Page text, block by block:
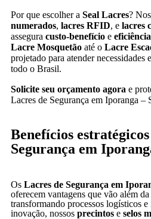
Por que escolher a Seal Lacres?
numerados, lacres RFID, e lacres
assegura custo-benefício e
Lacre Mosquetão até o Lacre
projetado para atender necessidades
todo o Brasil.
Solicite seu orçamento agora e
Lacres de Segurança em Iporanga –
Benefícios
Segurança em
Os Lacres de Segurança em
oferecem vantagens que vão além
transformando processos logísticos
inovação, nossos precintos e selos